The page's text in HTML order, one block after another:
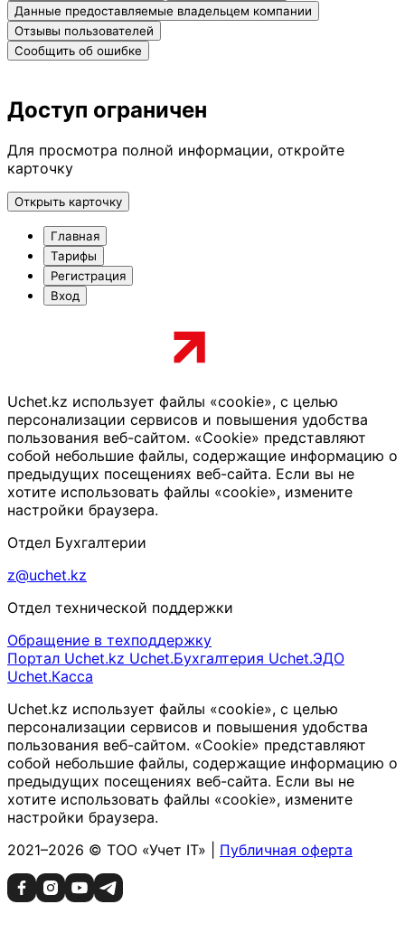
Данные предоставляемые владельцем компании
Отзывы пользователей
Сообщить об ошибке
Доступ ограничен
Для просмотра полной информации, откройте
карточку
Открыть карточку
Главная
Тарифы
Регистрация
Вход
Uchet.kz использует файлы «cookie», с целью
персонализации сервисов и повышения удобства
пользования веб-сайтом. «Cookie» представляют
собой небольшие файлы, содержащие информацию о
предыдущих посещениях веб-сайта. Если вы не
хотите использовать файлы «cookie», измените
настройки браузера.
Отдел Бухгалтерии
z@uchet.kz
Отдел технической поддержки
Обращение в техподдержку
Портал Uchet.kz Uchet.Бухгалтерия Uchet.ЭДО
Uchet.Касса
Uchet.kz использует файлы «cookie», с целью
персонализации сервисов и повышения удобства
пользования веб-сайтом. «Cookie» представляют
собой небольшие файлы, содержащие информацию о
предыдущих посещениях веб-сайта. Если вы не
хотите использовать файлы «cookie», измените
настройки браузера.
2021–2026 © ТОО «Учет IT» | Публичная оферта